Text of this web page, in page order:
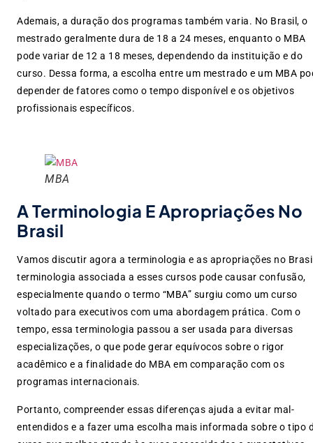
Ademais, a duração dos programas também varia. No Brasil, o
mestrado geralmente dura de 18 a 24 meses, enquanto o MBA
pode variar de 12 a 18 meses, dependendo da instituição e do
curso. Dessa forma, a escolha entre um mestrado e um MBA
depender de fatores como o tempo disponível e os objetivos
profissionais específicos.
MBA
A Terminologia E Apropriações No
Brasil
Vamos discutir agora a terminologia e as apropriações no
terminologia associada a esses cursos pode causar confusão,
especialmente quando o termo “MBA” surgiu como um curso
voltado para executivos com uma abordagem prática. Com o
tempo, essa terminologia passou a ser usada para diversas
especializações, o que pode gerar equívocos sobre o rigor
acadêmico e a finalidade do MBA em comparação com os
programas internacionais.
Portanto, compreender essas diferenças ajuda a evitar mal-
entendidos e a fazer uma escolha mais informada sobre o tipo